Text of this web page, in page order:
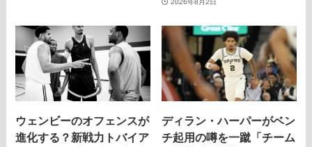
2026年8月2日
ウェンビーのオフェンスが
進化する？新戦力トバイア
ディラン・ハーパーがベン
チ起用の噂を一蹴「チーム